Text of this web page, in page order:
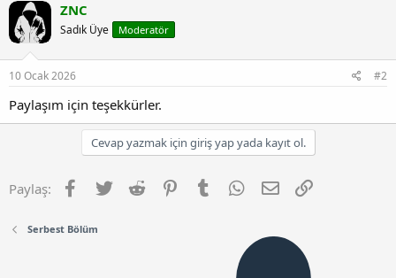
ZNC
Sadık Üye Moderatör
10 Ocak 2026 #2
Paylaşım için teşekkürler.
Cevap yazmak için giriş yap yada kayıt ol.
Paylaş: Facebook
Twitter Reddit PinterestTumblr WhatsApp
E-posta
Serbest Bölüm